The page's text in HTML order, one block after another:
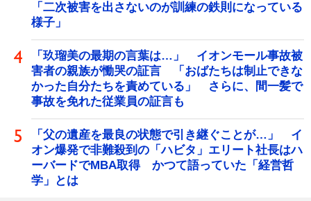
「二次被害を出さないのが訓練の鉄則になっている
様子」
「玖瑠美の最期の言葉は…」 イオンモール事故被
害者の親族が慟哭の証言 「おばたちは制止できな
かった自分たちを責めている」 さらに、間一髪で
事故を免れた従業員の証言も
「父の遺産を最良の状態で引き継ぐことが…」 イ
オン爆発で非難殺到の「ハビタ」エリート社長はハ
ーバードでMBA取得 かつて語っていた「経営哲
学」とは